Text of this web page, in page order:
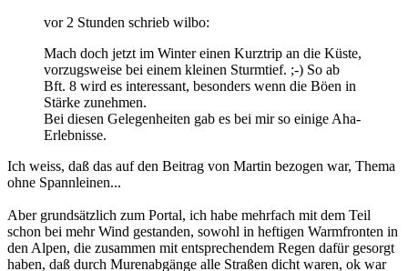
vor 2 Stunden schrieb wilbo:
Mach doch jetzt im Winter einen Kurztrip an die Küste,
vorzugsweise bei einem kleinen Sturmtief. ;-) So ab
Bft. 8 wird es interessant, besonders wenn die Böen in
Stärke zunehmen.
Bei diesen Gelegenheiten gab es bei mir so einige Aha-
Erlebnisse.
Ich weiss, daß das auf den Beitrag von Martin bezogen war, Thema
ohne Spannleinen...
Aber grundsätzlich zum Portal, ich habe mehrfach mit dem Teil
schon bei mehr Wind gestanden, sowohl in heftigen Warmfronten in
den Alpen, die zusammen mit entsprechendem Regen dafür gesorgt
haben, daß durch Murenabgänge alle Straßen dicht waren, ok war